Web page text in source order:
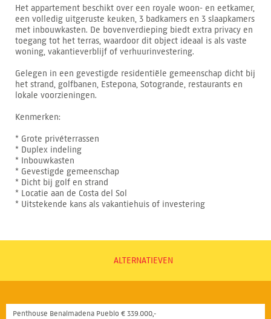
Het appartement beschikt over een royale woon- en eetkamer,
een volledig uitgeruste keuken, 3 badkamers en 3 slaapkamers
met inbouwkasten. De bovenverdieping biedt extra privacy en
toegang tot het terras, waardoor dit object ideaal is als vaste
woning, vakantieverblijf of verhuurinvestering.
Gelegen in een gevestigde residentiële gemeenschap dicht bij
het strand, golfbanen, Estepona, Sotogrande, restaurants en
lokale voorzieningen.
Kenmerken:
* Grote privéterrassen
* Duplex indeling
* Inbouwkasten
* Gevestigde gemeenschap
* Dicht bij golf en strand
* Locatie aan de Costa del Sol
* Uitstekende kans als vakantiehuis of investering
ALTERNATIEVEN
Penthouse Benalmadena Pueblo € 339.000,-